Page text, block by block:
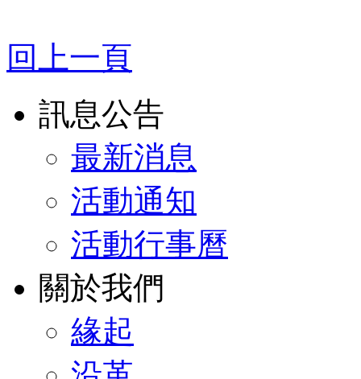
回上一頁
訊息公告
最新消息
活動通知
活動行事曆
關於我們
緣起